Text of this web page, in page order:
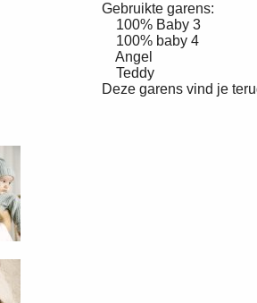
Gebruikte garens:
100% Baby 3
100% baby 4
Angel
Teddy
Deze garens vind je